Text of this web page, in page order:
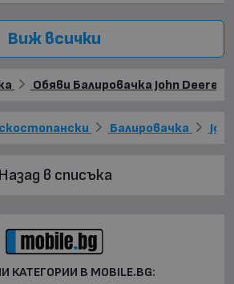
Виж всички
Обяви Балировачка John Deere
Балировачка
Назад в списъка
КАТЕГОРИИ В MOBILE.BG: